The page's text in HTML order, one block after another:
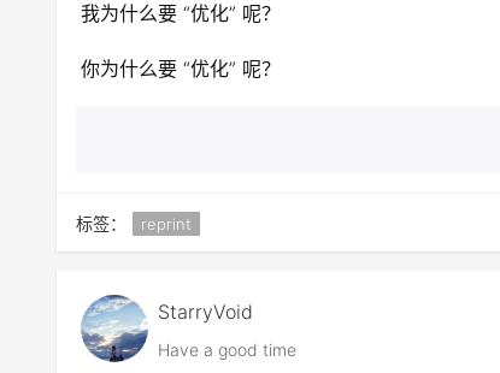
我为什么要 “优化” 呢？
你为什么要 “优化” 呢？
标签： reprint
StarryVoid
Have a good time